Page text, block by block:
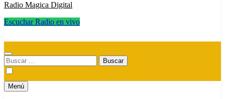
Radio Magica Digital
Escuchar Radio en vivo
Buscar:
Menú